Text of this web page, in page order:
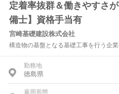
定着率抜群＆働きやすさ
備士】資格手当有
宮崎基礎建設株式会社
構造物の基盤となる基礎工事を行う企
勤務地
徳島県
雇用形態